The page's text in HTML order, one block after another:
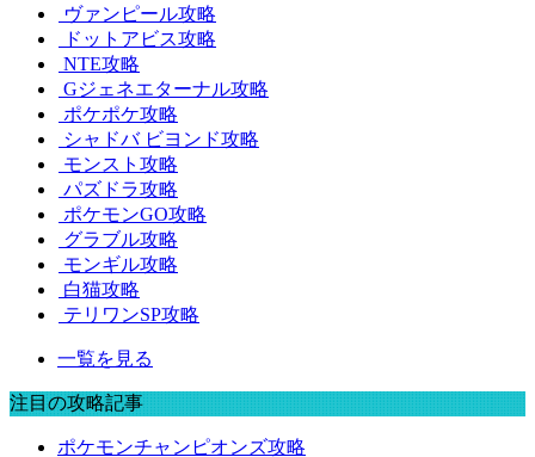
ヴァンピール攻略
ドットアビス攻略
NTE攻略
Gジェネエターナル攻略
ポケポケ攻略
シャドバ ビヨンド攻略
モンスト攻略
パズドラ攻略
ポケモンGO攻略
グラブル攻略
モンギル攻略
白猫攻略
テリワンSP攻略
一覧を見る
注目の攻略記事
ポケモンチャンピオンズ攻略